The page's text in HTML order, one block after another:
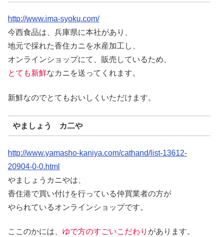
http://www.ima-syoku.com/
今西食品は、兵庫県に本社があり、
地元で採れた香住カニを水産加工し、
オンラインショップにて、販売しているため、
とても新鮮なカニを送ってくれます。
新鮮なのでとてもおいしくいただけます。
やましょう カ二や
http://www.yamasho-kaniya.com/cathand/list-13612-
20904-0-0.html
やましょうカニやは、
香住港で買い付けを行っている仲買業者の方が
やられているオンラインショップです。
ここのかには、 ゆで方のすごいこだわり があります。